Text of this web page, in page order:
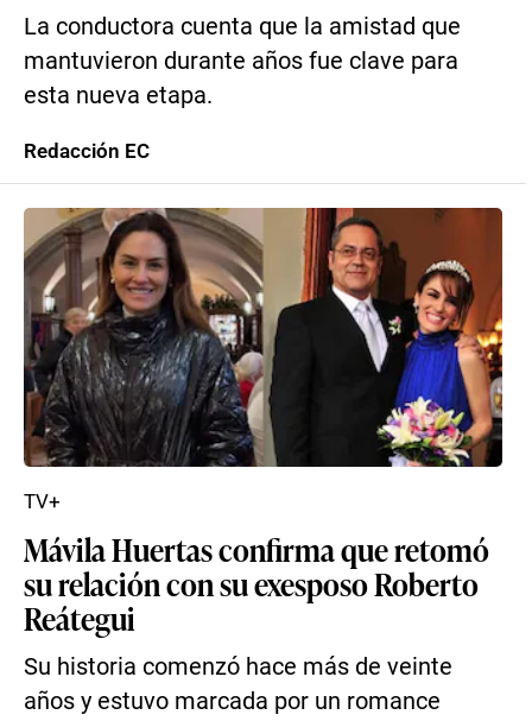
La conductora cuenta que la amistad que
mantuvieron durante años fue clave para
esta nueva etapa.
Redacción EC
Mávila Huertas confirma que retomó
su relación con su exesposo Roberto
Reátegui
Su historia comenzó hace más de veinte
años y estuvo marcada por un romance
TV+